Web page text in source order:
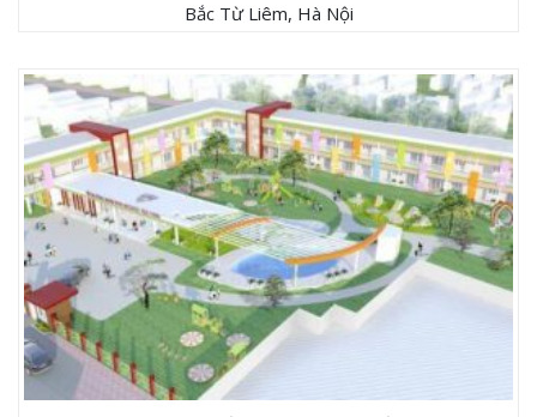
Bắc Từ Liêm, Hà Nội